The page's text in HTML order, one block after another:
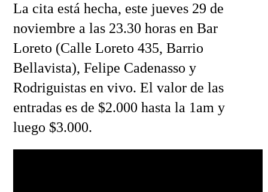
La cita está hecha, este jueves 29 de
noviembre a las 23.30 horas en Bar
Loreto (Calle Loreto 435, Barrio
Bellavista), Felipe Cadenasso y
Rodriguistas en vivo. El valor de las
entradas es de $2.000 hasta la 1am y
luego $3.000.